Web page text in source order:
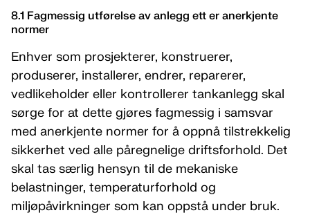
8.1 Fagmessig utførelse av anlegg ett er anerkjente
normer
Enhver som prosjekterer, konstruerer,
produserer, installerer, endrer, reparerer,
vedlikeholder eller kontrollerer tankanlegg skal
sørge for at dette gjøres fagmessig i samsvar
med anerkjente normer for å oppnå tilstrekkelig
sikkerhet ved alle påregnelige driftsforhold. Det
skal tas særlig hensyn til de mekaniske
belastninger, temperaturforhold og
miljøpåvirkninger som kan oppstå under bruk.